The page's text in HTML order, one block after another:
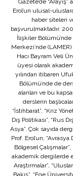
Gazete’de
Erol’un ulusal-
haber siteleri
başvurulmaktadır.
İlişkiler
Merkezi’nde
Hacı Bayram Veli
üyesi olarak
yılından itibaren
Bölümü’nde de
alanları ve bu
derslerin
“İstihbarat”, “Kriz
Dış Politikası”, “Rus
Asya”. Çok sayıda
Prof. Erol’un;
Bölgesel
akademik dergilerde
Araştırmalar”,
Bakış”, “Ege